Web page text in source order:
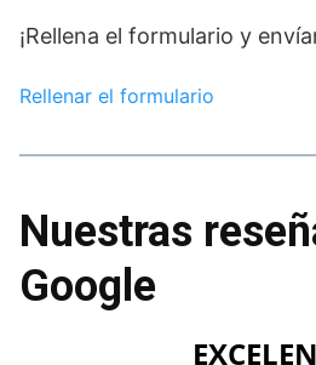
¡Rellena el formulario y
Rellenar el formulario
Nuestras
Google